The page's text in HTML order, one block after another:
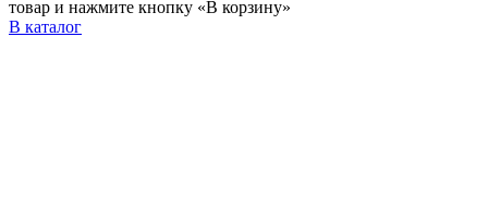
товар и нажмите кнопку «В корзину»
В каталог